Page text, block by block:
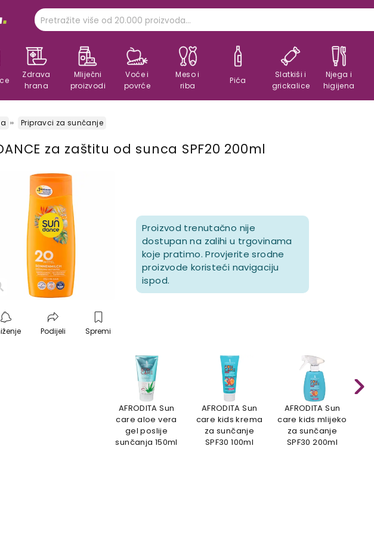
Zdrava
hrana
Mliječni
proizvodi
Voće i
povrće
Meso i
riba
Pića
Slatkiši i
grickalice
Njega i
higijena
Pripravci za sunčanje
za zaštitu od sunca SPF20 200ml
Podijeli Spremi
Proizvod trenutačno nije
dostupan na zalihi u trgovinama
koje pratimo. Provjerite srodne
proizvode koristeći navigaciju
ispod.
AFRODITA Sun
care aloe vera
gel poslije
sunčanja 150ml
AFRODITA Sun
care kids krema
za sunčanje
SPF30 100ml
AFRODITA Sun
care kids mlijeko
za sunčanje
SPF30 200ml